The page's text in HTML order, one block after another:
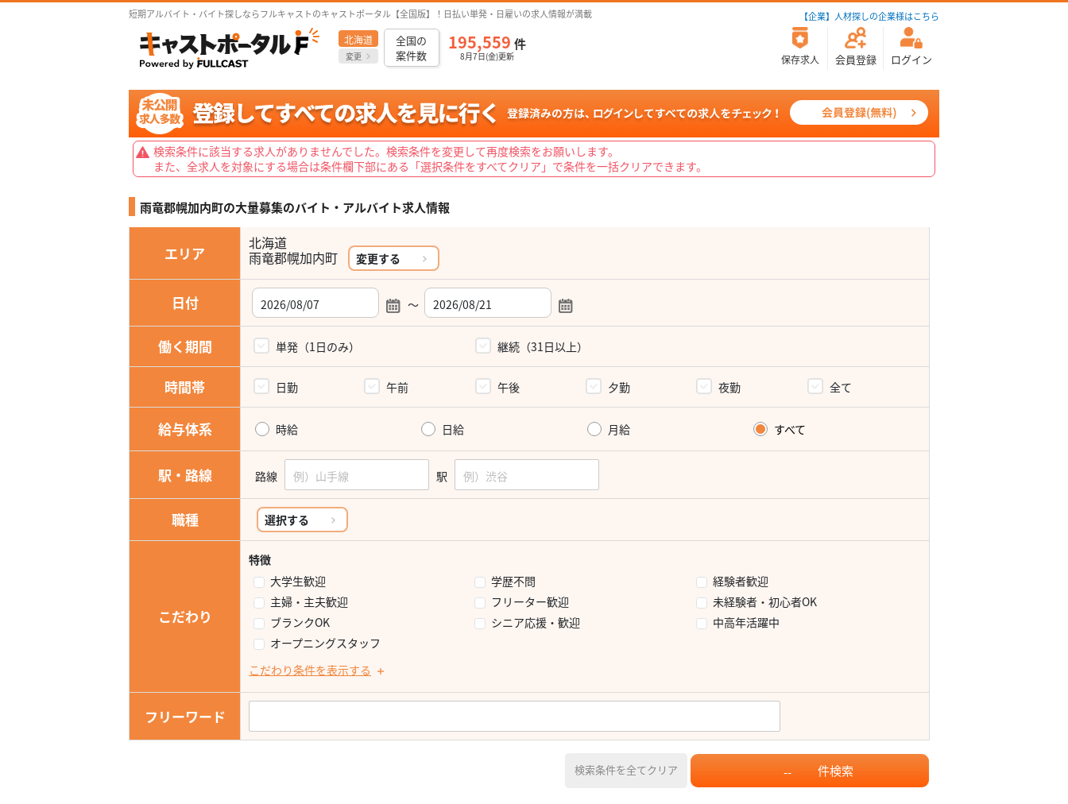
短期アルバイト・バイト探しならフルキャストのキャストポータル【全国版】！日払い単発・日雇いの求人情報が満載 【企業】人材探しの企業様はこちら
北海道
変更
全国の
案件数
195,559 件
8月7日(金)更新 保存求人 会員登録 ログイン
検索条件に該当する求人がありませんでした。検索条件を変更して再度検索をお願いします。
また、全求人を対象にする場合は条件欄下部にある「選択条件をすべてクリア」で条件を一括クリアできます。
雨竜郡幌加内町の大量募集のバイト・アルバイト求人情報
エリア
北海道
雨竜郡幌加内町 変更する
日付 ～
働く期間 単発（1日のみ） 継続（31日以上）
時間帯 日勤 午前 午後 夕勤 夜勤 全て
給与体系 時給 日給 月給 すべて
駅・路線 路線 駅
職種 選択する
こだわり
特徴
大学生歓迎
学歴不問
経験者歓迎
主婦・主夫歓迎
フリーター歓迎
未経験者・初心者OK
ブランクOK
シニア応援・歓迎
中高年活躍中
オープニングスタッフ
こだわり条件を表示する
フリーワード
検索条件を全てクリア -- 件検索